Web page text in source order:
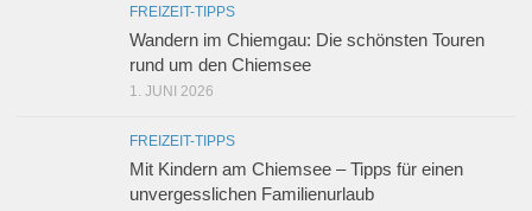
FREIZEIT-TIPPS
Wandern im Chiemgau: Die schönsten Touren
rund um den Chiemsee
1. JUNI 2026
FREIZEIT-TIPPS
Mit Kindern am Chiemsee – Tipps für einen
unvergesslichen Familienurlaub